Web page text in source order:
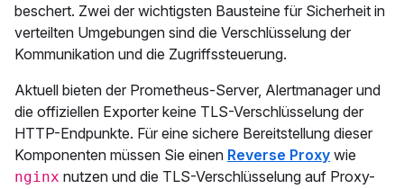
beschert. Zwei der wichtigsten Bausteine für Sicherheit in
verteilten Umgebungen sind die Verschlüsselung der
Kommunikation und die Zugriffssteuerung.
Aktuell bieten der Prometheus-Server, Alertmanager und
die offiziellen Exporter keine TLS-Verschlüsselung der
HTTP-Endpunkte. Für eine sichere Bereitstellung dieser
Komponenten müssen Sie einen Reverse Proxy wie
nginx nutzen und die TLS-Verschlüsselung auf Proxy-